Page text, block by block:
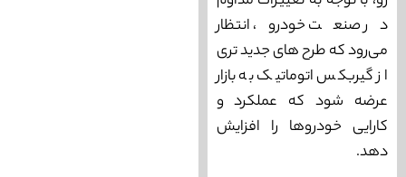
در صنعت خودرو، انتظار
می‌‌رود که طرح‌ های جدید تری
از گیربکس اتوماتیک به بازار
عرضه شود که عملکرد و
کارایی خودروها را افزایش
دهد.